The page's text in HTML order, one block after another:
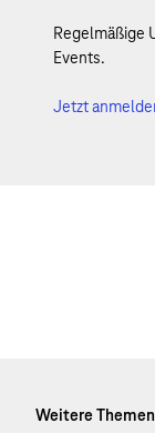
Regelmäßige
Events.
Jetzt